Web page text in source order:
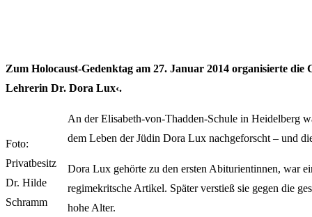
Zum Holocaust-Gedenktag am 27. Januar 2014 organisierte
Lehrerin Dr. Dora Lux‹.
Foto:
Privatbesitz
Dr. Hilde
Schramm
An der Elisabeth-von-Thadden-Schule in Heidelberg
dem Leben der Jüdin Dora Lux nachgeforscht – und
Dora Lux gehörte zu den ersten Abiturientinnen, war
regimekritsche Artikel. Später verstieß sie gegen die
hohe Alter.